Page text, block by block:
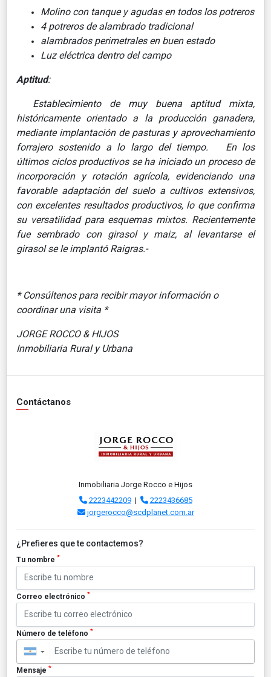
Molino con tanque y agudas en todos los potreros
4 potreros de alambrado tradicional
alambrados perimetrales en buen estado
Luz eléctrica dentro del campo
Aptitud:
Establecimiento de muy buena aptitud mixta,
históricamente orientado a la producción ganadera,
mediante implantación de pasturas y aprovechamiento
forrajero sostenido a lo largo del tiempo. En los
últimos ciclos productivos se ha iniciado un proceso de
incorporación y rotación agrícola, evidenciando una
favorable adaptación del suelo a cultivos extensivos,
con excelentes resultados productivos, lo que confirma
su versatilidad para esquemas mixtos. Recientemente
fue sembrado con girasol y maiz, al levantarse el
girasol se le implantó Raigras.-
* Consúltenos para recibir mayor información o
coordinar una visita *
JORGE ROCCO & HIJOS
Inmobiliaria Rural y Urbana
Contáctanos
Inmobiliaria Jorge Rocco e Hijos
2223442209|
2223436685
jorgerocco@scdplanet.com.ar
¿Prefieres que te contactemos?
Tu nombre *
Correo electrónico *
Número de teléfono *
▼
Mensaje *